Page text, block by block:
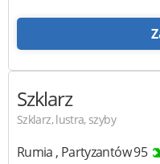
Szklarz
Szklarz, lustra, szyby
Rumia , Partyzantów 95